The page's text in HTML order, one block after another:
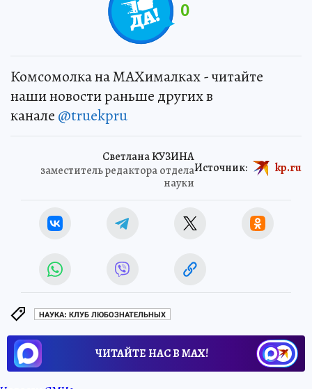
0
Комсомолка на MAXималках - читайте
наши новости раньше других в
канале @truekpru
Светлана КУЗИНА
заместитель редактора отдела
науки
Источник: kp.ru
НАУКА: КЛУБ ЛЮБОЗНАТЕЛЬНЫХ
ЧИТАЙТЕ НАС В МАХ!